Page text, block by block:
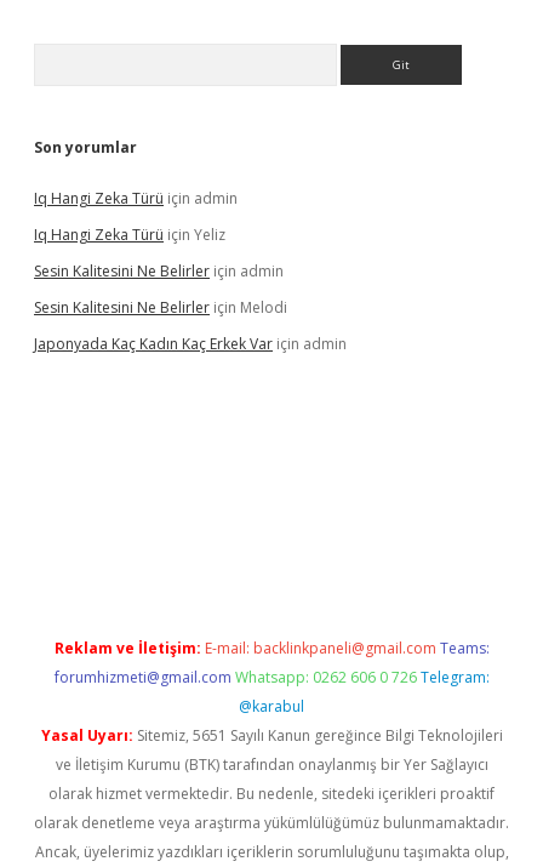
Son yorumlar
Iq Hangi Zeka Türü için admin
Iq Hangi Zeka Türü için Yeliz
Sesin Kalitesini Ne Belirler için admin
Sesin Kalitesini Ne Belirler için Melodi
Japonyada Kaç Kadın Kaç Erkek Var için admin
Reklam ve İletişim: E-mail: backlinkpaneli@gmail.com Teams:
forumhizmeti@gmail.com Whatsapp: 0262 606 0 726 Telegram:
@karabul
Yasal Uyarı: Sitemiz, 5651 Sayılı Kanun gereğince Bilgi Teknolojileri
ve İletişim Kurumu (BTK) tarafından onaylanmış bir Yer Sağlayıcı
olarak hizmet vermektedir. Bu nedenle, sitedeki içerikleri proaktif
olarak denetleme veya araştırma yükümlülüğümüz bulunmamaktadır.
Ancak, üyelerimiz yazdıkları içeriklerin sorumluluğunu taşımakta olup,